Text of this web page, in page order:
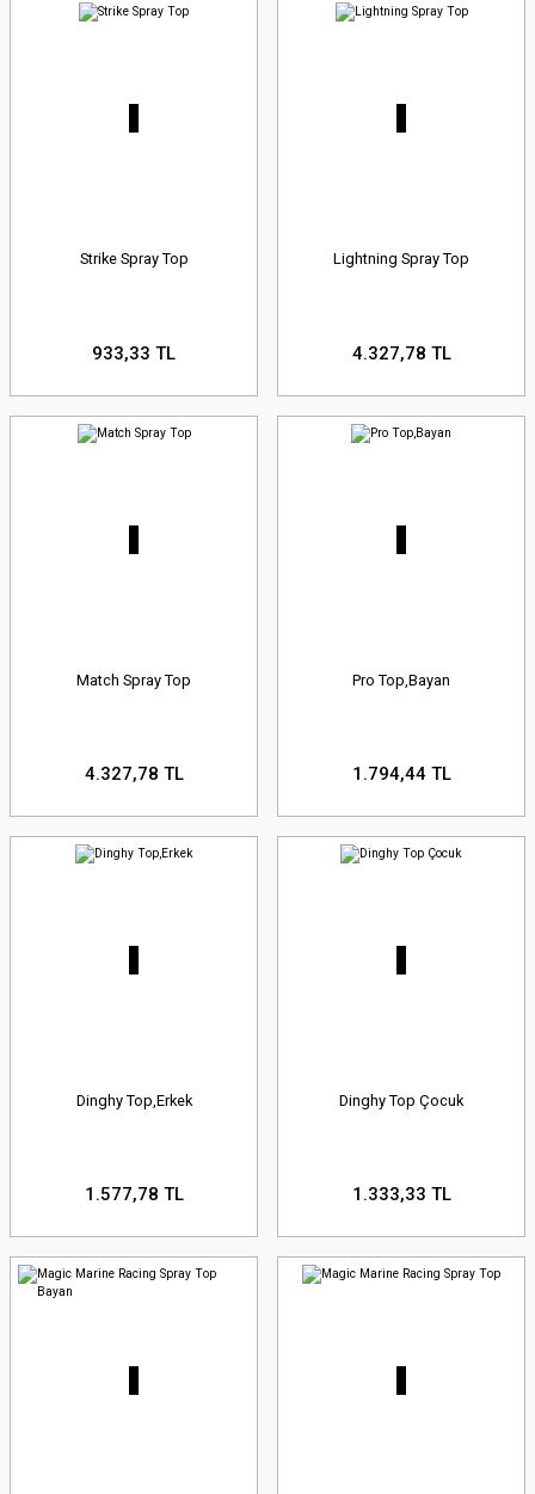
Strike Spray Top
933,33 TL
Lightning Spray Top
4.327,78 TL
Match Spray Top
4.327,78 TL
Pro Top,Bayan
1.794,44 TL
Dinghy Top,Erkek
1.577,78 TL
Dinghy Top Çocuk
1.333,33 TL